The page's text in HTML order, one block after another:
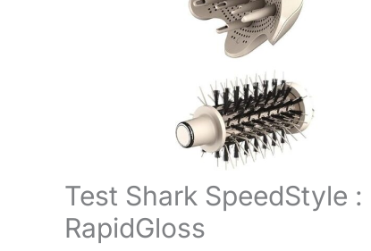
Test Shark SpeedStyle
RapidGloss